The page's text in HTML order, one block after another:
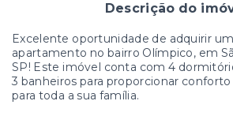
Descrição do
Excelente oportunidade de adquirir
apartamento no bairro Olímpico, em
SP! Este imóvel conta com 4
3 banheiros para proporcionar
para toda a sua família.